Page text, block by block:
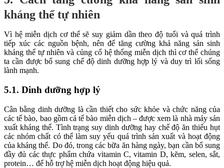
kháng thể tự nhiên
Vì hệ miễn dịch cơ thể sẽ suy giảm dần theo độ tuổi và quá trình
tiếp xúc các nguồn bệnh, nên để tăng cường khả năng sản sinh
kháng thể tự nhiên và củng cố hệ thống miễn dịch thì cơ thể chúng
ta cần được bổ sung chế độ dinh dưỡng hợp lý và duy trì lối sống
lành mạnh.
5.1. Dinh dưỡng hợp lý
Cân bằng dinh dưỡng là cần thiết cho sức khỏe và chức năng của
các tế bào, bao gồm cả tế bào miễn dịch – được xem là nhà máy sản
xuất kháng thể. Tình trạng suy dinh dưỡng hay chế độ ăn thiếu hụt
các nhóm chất có thể làm suy yếu quá trình sản xuất và hoạt động
của kháng thể. Do đó, trong các bữa ăn hàng ngày, bạn cần bổ sung
đầy đủ các thực phẩm chứa vitamin C, vitamin D, kẽm, selen, sắt,
protein… để hỗ trợ hệ miễn dịch hoạt động hiệu quả.